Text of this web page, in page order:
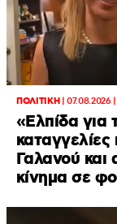
ΠΟΛΙΤΙΚΗ|07.08.2026 |
«Ελπίδα για
Γαλανού και
κίνημα σε